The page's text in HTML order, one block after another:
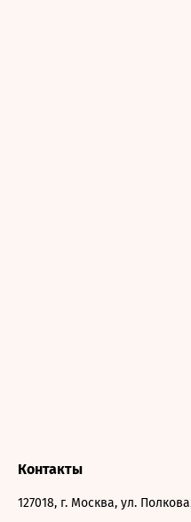
Контакты
127018, г. Москва, ул.